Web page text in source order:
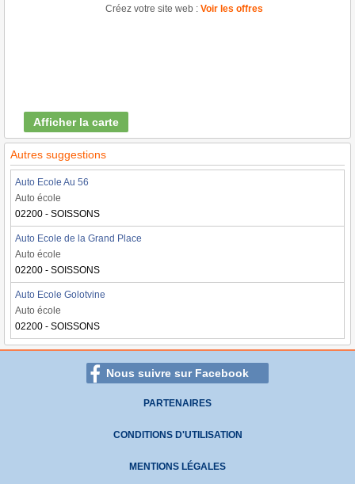
Créez votre site web : Voir les offres
Afficher la carte
Autres suggestions
Auto Ecole Au 56
Auto école
02200 - SOISSONS
Auto Ecole de la Grand Place
Auto école
02200 - SOISSONS
Auto Ecole Golotvine
Auto école
02200 - SOISSONS
Nous suivre sur Facebook
PARTENAIRES
CONDITIONS D'UTILISATION
MENTIONS LÉGALES